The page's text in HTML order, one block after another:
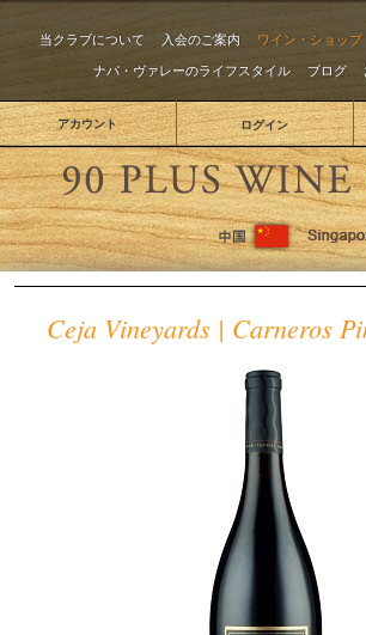
当クラブについて 入会のご案内 ワイン・ショップ
ナパ・ヴァレーのライフスタイル
ブログ
アカウント ログイン
Ceja Vineyards | Carneros